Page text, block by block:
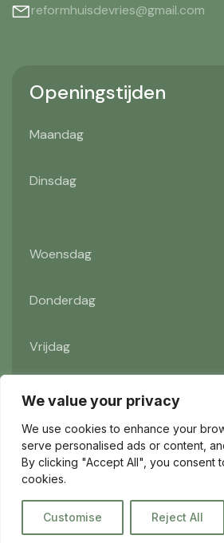
We value your privacy
We use cookies to enhance your
serve personalised ads or content,
By clicking "Accept All", you consent
cookies.
Customise Reject All
reformhuisdevries@gmail.com
Openingstijden
Maandag
Dinsdag
Woensdag
Donderdag
Vrijdag
Zaterdag
voorbehouden.